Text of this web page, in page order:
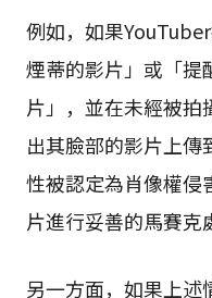
例如，如果
煙蒂的影片」或「提
片」，並在未經被拍
出其臉部的影片上
性被認定為肖像權侵
片進行妥善的馬賽克
另一方面，如果上述